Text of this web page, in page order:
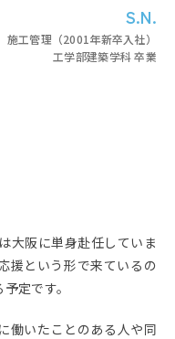
S.N.
工管理（2001年新卒入社）
工学部建築学科 卒業
大阪に単身赴任していま
援という形で来ているの
定です。
働いたことのある人や同